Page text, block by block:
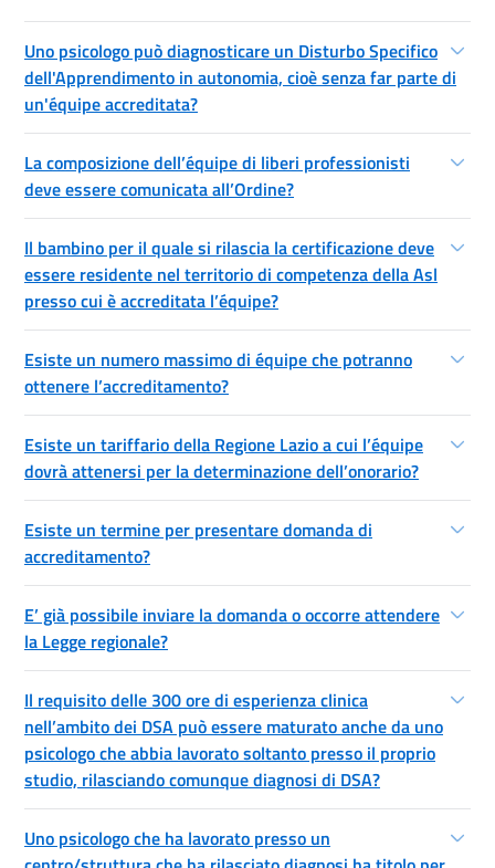
Uno psicologo può diagnosticare un Disturbo Specifico
dell'Apprendimento in autonomia, cioè senza far parte di
un'équipe accreditata?
La composizione dell’équipe di liberi professionisti
deve essere comunicata all’Ordine?
Il bambino per il quale si rilascia la certificazione deve
essere residente nel territorio di competenza della Asl
presso cui è accreditata l’équipe?
Esiste un numero massimo di équipe che potranno
ottenere l’accreditamento?
Esiste un tariffario della Regione Lazio a cui l’équipe
dovrà attenersi per la determinazione dell’onorario?
Esiste un termine per presentare domanda di
accreditamento?
E’ già possibile inviare la domanda o occorre attendere
la Legge regionale?
Il requisito delle 300 ore di esperienza clinica
nell’ambito dei DSA può essere maturato anche da uno
psicologo che abbia lavorato soltanto presso il proprio
studio, rilasciando comunque diagnosi di DSA?
Uno psicologo che ha lavorato presso un